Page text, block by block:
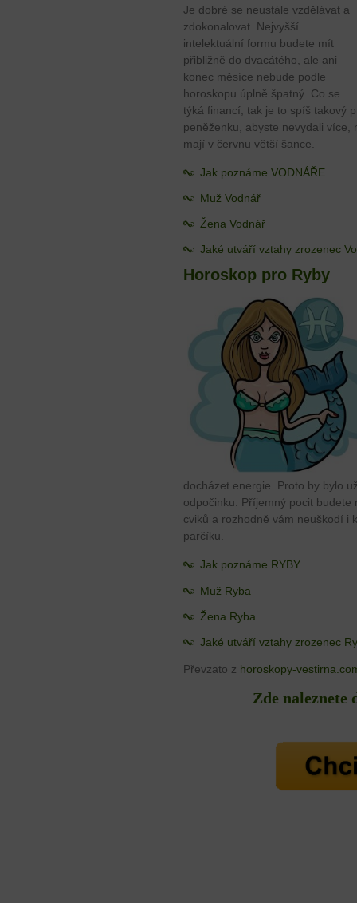
Je dobré se neustále vzdělávat a
zdokonalovat. Nejvyšší
intelektuální formu budete mít
přibližně do dvacátého, ale ani
konec měsíce nebude podle
horoskopu úplně špatný. Co se
týká financí, tak je to spíš takový
peněženku, abyste nevydali více,
mají v červnu větší šance.
Jak poznáme VODNÁŘE
Muž Vodnář
Žena Vodnář
Jaké utváří vztahy zrozenec
Horoskop pro Ryby
docházet energie. Proto by bylo
odpočinku. Příjemný pocit
cviků a rozhodně vám neuškodí i
parčíku.
Jak poznáme RYBY
Muž Ryba
Žena Ryba
Jaké utváří vztahy zrozenec
Převzato z horoskopy-
Zde naleznete